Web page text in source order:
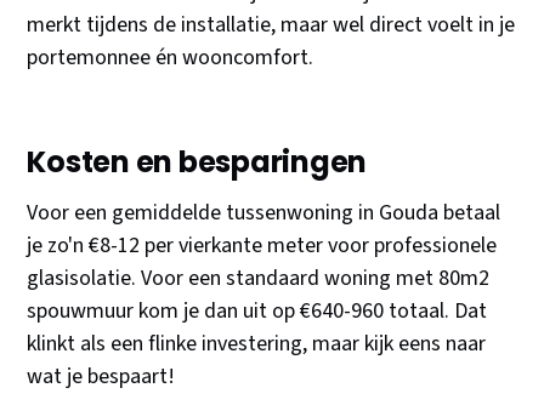
merkt tijdens de installatie, maar wel direct voelt in je
portemonnee én wooncomfort.
Kosten en besparingen
Voor een gemiddelde tussenwoning in Gouda betaal
je zo'n €8-12 per vierkante meter voor professionele
glasisolatie. Voor een standaard woning met 80m2
spouwmuur kom je dan uit op €640-960 totaal. Dat
klinkt als een flinke investering, maar kijk eens naar
wat je bespaart!